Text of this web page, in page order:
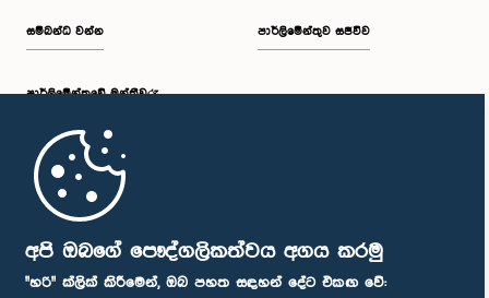
අපි ඔබගේ පෞද්ගලිකත්වය අගය කරමු
"හරි" ක්ලික් කිරීමෙන්, ඔබ පහත සඳහන් දේට එකඟ වේ:
සම්බන්ධ වන්න
පාර්ලි‌මේන්තුවේ මන්ත්‍රීවරු
මුල් පිටුව
පාර්ලිමේන්තුව සජීවීව
පාර්ලිමේන්තු ජංගම යෙදුම